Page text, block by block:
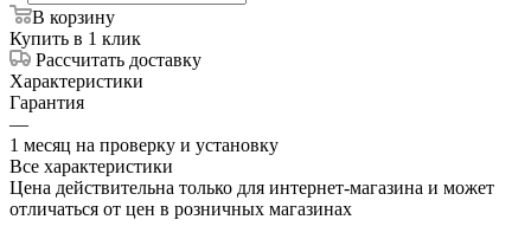
В корзину
Купить в 1 клик
Рассчитать доставку
Характеристики
Гарантия
—
1 месяц на проверку и установку
Все характеристики
Цена действительна только для интернет-магазина и может
отличаться от цен в розничных магазинах